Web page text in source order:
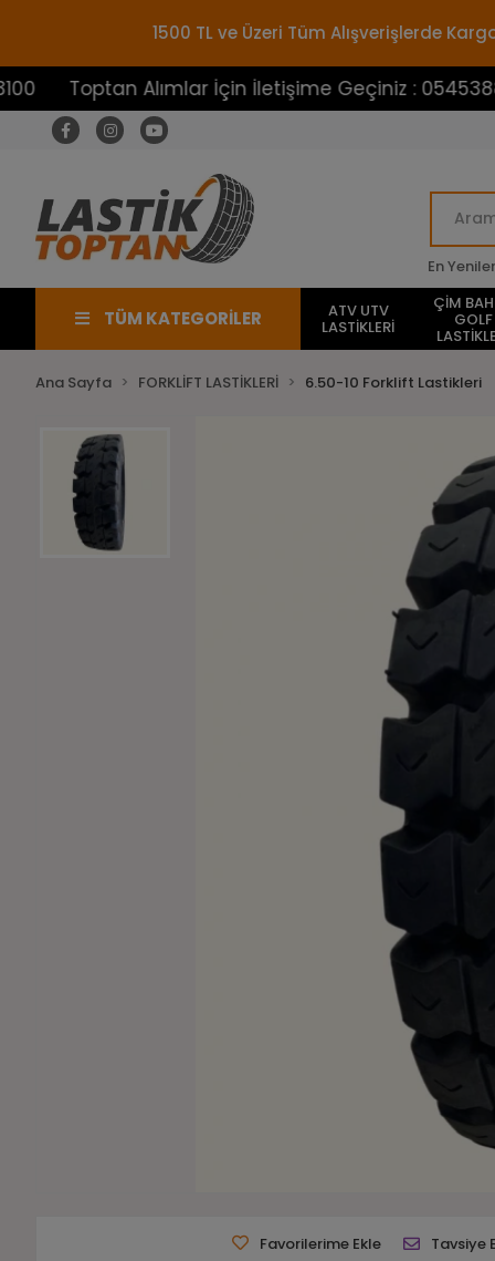
1500 TL ve Üzeri Tüm Alışverişlerde
Alımlar İçin İletişime Geçiniz : 05453883100
En Yeniler
TÜM KATEGORİLER ATV UTV
LASTİKLERİ
ÇİM
GOLF
Ana Sayfa FORKLİFT LASTİKLERİ 6.50-10 Forklift Lastikleri
Favorilerime Ekle Tavsiye